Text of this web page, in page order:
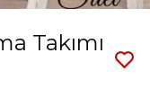
Takımı